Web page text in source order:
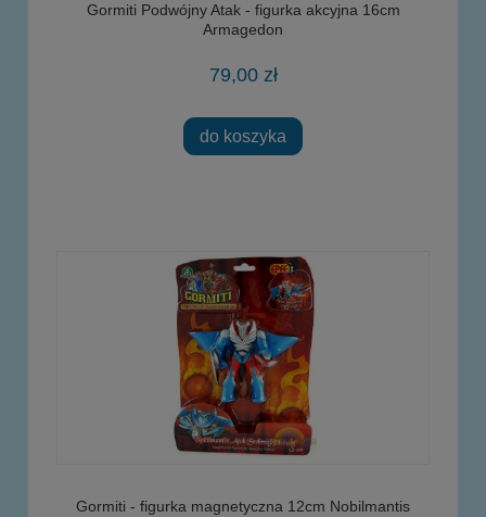
Gormiti Podwójny Atak - figurka akcyjna 16cm
Armagedon
79,00 zł
do koszyka
Gormiti - figurka magnetyczna 12cm Nobilmantis